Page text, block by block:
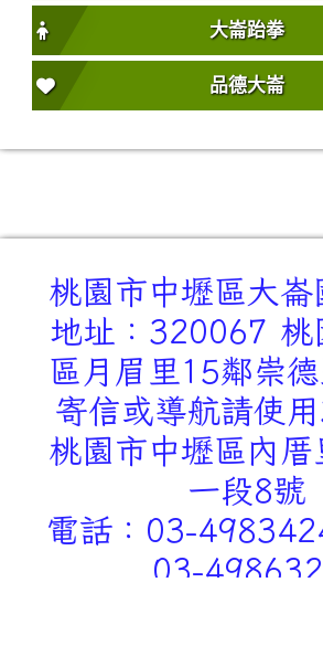
大崙跆拳
品德大崙
桃園市中壢區大崙
地址：320067 桃
區月眉里15鄰崇
寄信或導航請使
桃園市中壢區內厝
一段8號
電話：03-
03-